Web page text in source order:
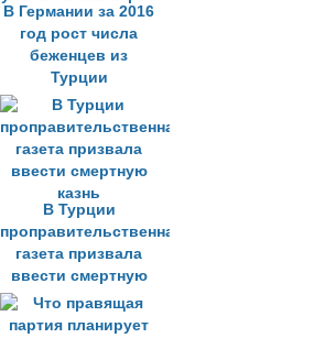
В Германии за 2016
год рост числа
беженцев из
Турции
увеличилось втрое
В Турции
проправительственная
газета призвала
ввести смертную
казнь